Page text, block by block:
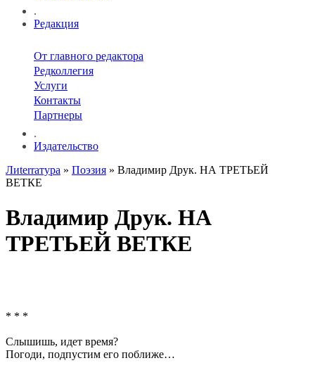
.
Редакция
От главного редактора
Редколлегия
Услуги
Контакты
Партнеры
.
Издательство
Лиterraтура » Поэзия » Владимир Друк. НА ТРЕТЬЕЙ
ВЕТКЕ
Владимир Друк. НА
ТРЕТЬЕЙ ВЕТКЕ
* * *
Слышишь, идет время?
Погоди, подпустим его поближе…